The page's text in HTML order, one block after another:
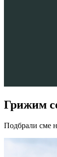
Грижим
Подбрали сме